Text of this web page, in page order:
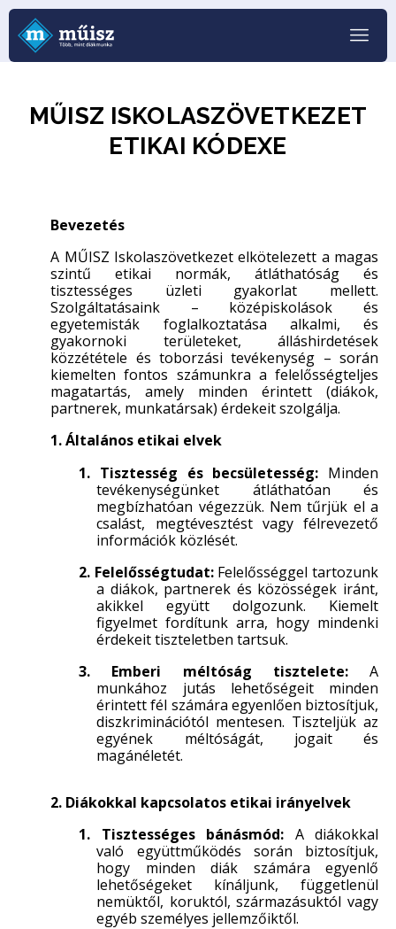
MŰISZ ISKOLASZÖVETKEZET
ETIKAI KÓDEXE
Bevezetés
A MŰISZ Iskolaszövetkezet elkötelezett a magas
szintű etikai normák, átláthatóság és
tisztességes üzleti gyakorlat mellett.
Szolgáltatásaink – középiskolások és
egyetemisták foglalkoztatása alkalmi, és
gyakornoki területeket, álláshirdetések
közzététele és toborzási tevékenység – során
kiemelten fontos számunkra a felelősségteljes
magatartás, amely minden érintett (diákok,
partnerek, munkatársak) érdekeit szolgálja.
1. Általános etikai elvek
1. Tisztesség és becsületesség: Minden
tevékenységünket átláthatóan és
megbízhatóan végezzük. Nem tűrjük el a
csalást, megtévesztést vagy félrevezető
információk közlését.
2. Felelősségtudat: Felelősséggel tartozunk
a diákok, partnerek és közösségek iránt,
akikkel együtt dolgozunk. Kiemelt
figyelmet fordítunk arra, hogy mindenki
érdekeit tiszteletben tartsuk.
3. Emberi méltóság tisztelete: A
munkához jutás lehetőségeit minden
érintett fél számára egyenlően biztosítjuk,
diszkriminációtól mentesen. Tiszteljük az
egyének méltóságát, jogait és
magánéletét.
2. Diákokkal kapcsolatos etikai irányelvek
1. Tisztességes bánásmód: A diákokkal
való együttműködés során biztosítjuk,
hogy minden diák számára egyenlő
lehetőségeket kínáljunk, függetlenül
nemüktől, koruktól, származásuktól vagy
egyéb személyes jellemzőiktől.